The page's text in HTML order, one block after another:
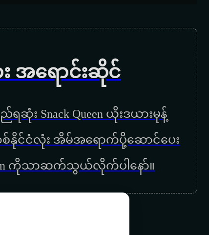
စိမ်းပြင်ပြင်စိမ်း
သုံးလွန်းတင်မှကြိုး
နှမလက်လျှော့နေလေတော့
လောကဓမ္မတာ
လေးဆယ်ကျော်အချစ်
အရောင်းဆိုင်
း Snack Queen ယိုးဒယားမုန့်
တစ်နိုင်ငံလုံး အိမ်အရောက်ပို့ဆောင်ပေး
ကိုသာဆက်သွယ်လိုက်ပါနော်။